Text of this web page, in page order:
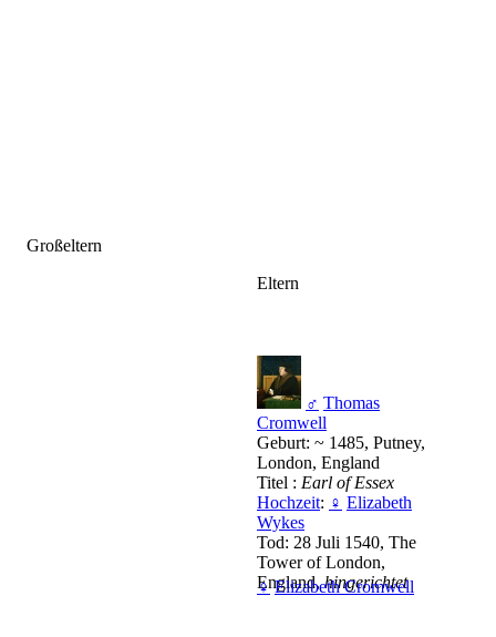
Großeltern
Eltern
♂ Thomas
Cromwell
Geburt: ~ 1485, Putney,
London, England
Titel : Earl of Essex
Hochzeit: ♀ Elizabeth
Wykes
Tod: 28 Juli 1540, The
Tower of London,
England,hingerichtet
♀ Elizabeth Cromwell